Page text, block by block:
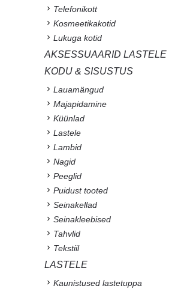
Telefonikott
Kosmeetikakotid
Lukuga kotid
AKSESSUAARID LASTELE
KODU & SISUSTUS
Lauamängud
Majapidamine
Küünlad
Lastele
Lambid
Nagid
Peeglid
Puidust tooted
Seinakellad
Seinakleebised
Tahvlid
Tekstiil
LASTELE
Kaunistused lastetuppa